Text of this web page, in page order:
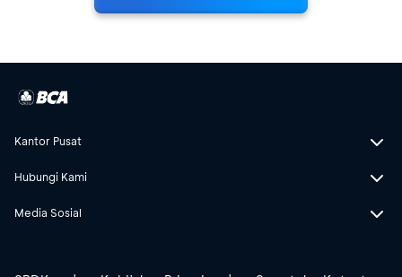
Kantor Pusat
Hubungi Kami
Media Sosial